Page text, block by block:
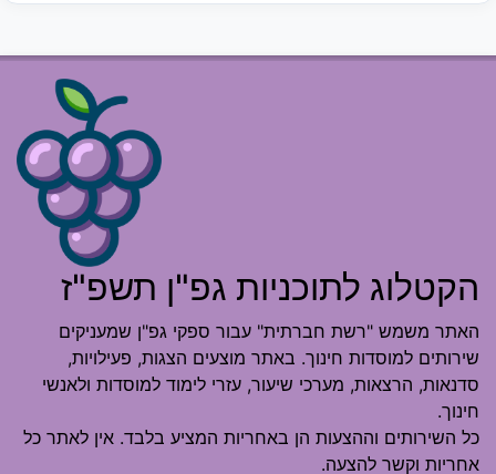
הקטלוג לתוכניות גפ"ן תשפ"ז
האתר משמש "רשת חברתית" עבור ספקי גפ"ן שמעניקים
שירותים למוסדות חינוך. באתר מוצעים הצגות, פעילויות,
סדנאות, הרצאות, מערכי שיעור, עזרי לימוד למוסדות ולאנשי
חינוך.
כל השירותים וההצעות הן באחריות המציע בלבד. אין לאתר כל
אחריות וקשר להצעה.